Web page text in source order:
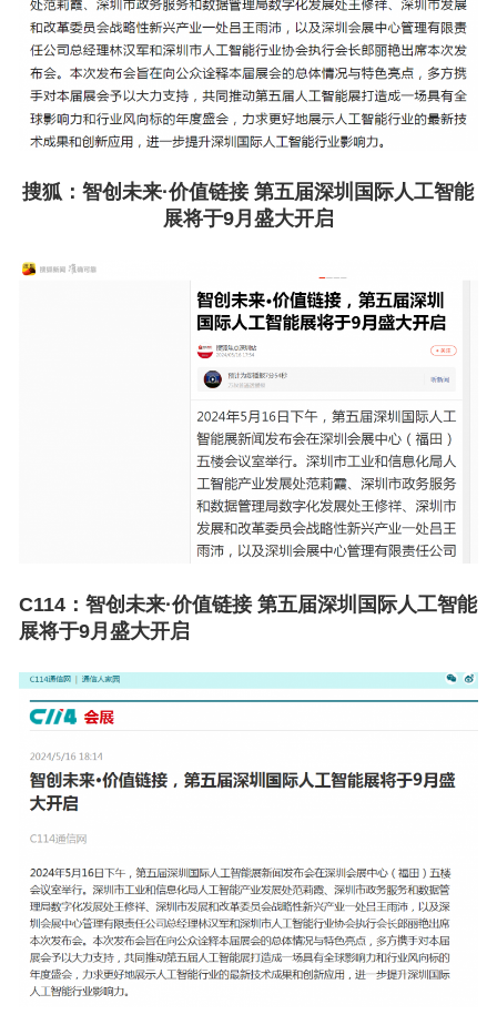
搜狐：智创未来·价值链接 第五届深圳国际人工智能
展将于9月盛大开启
C114： 智创未来·价值链接 第五届深圳国际人工智能
展将于9月盛大开启